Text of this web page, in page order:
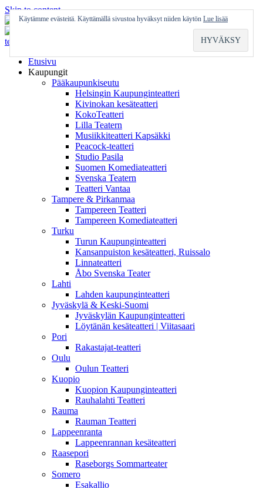
Skip to content
Etusivu
Kaupungit
Pääkaupunkiseutu
Helsingin Kaupunginteatteri
Kivinokan kesäteatteri
KokoTeatteri
Lilla Teatern
Musiikkiteatteri Kapsäkki
Peacock-teatteri
Studio Pasila
Suomen Komediateatteri
Svenska Teatern
Teatteri Vantaa
Tampere & Pirkanmaa
Tampereen Teatteri
Tampereen Komediateatteri
Turku
Turun Kaupunginteatteri
Kansanpuiston kesäteatteri, Ruissalo
Linnateatteri
Åbo Svenska Teater
Lahti
Lahden kaupunginteatteri
Jyväskylä & Keski-Suomi
Jyväskylän Kaupunginteatteri
Löytänän kesäteatteri | Viitasaari
Pori
Rakastajat-teatteri
Oulu
Oulun Teatteri
Kuopio
Kuopion Kaupunginteatteri
Rauhalahti Teatteri
Rauma
Rauman Teatteri
Lappeenranta
Lappeenrannan kesäteatteri
Raasepori
Raseborgs Sommarteater
Somero
Esakallio
Käytämme evästeitä. Käyttämällä sivustoa hyväksyt niiden käytön Lue lisää